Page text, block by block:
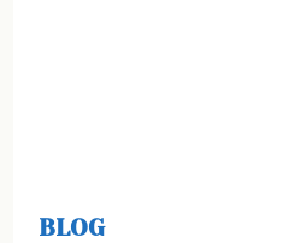
BLOG